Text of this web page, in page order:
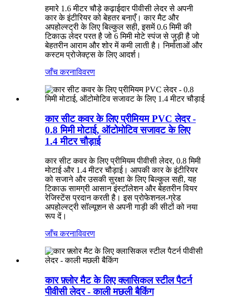
हमारे 1.6 मीटर चौड़े कढ़ाईदार पीवीसी लेदर से अपनी
कार के इंटीरियर को बेहतर बनाएँ। कार मैट और
अपहोल्स्ट्री के लिए बिल्कुल सही, इसमें 0.6 मिमी की
टिकाऊ लेदर परत है जो 6 मिमी मोटे स्पंज से जुड़ी है जो
बेहतरीन आराम और शोर में कमी लाती है। निर्माताओं और
कस्टम प्रोजेक्ट्स के लिए आदर्श।
जाँच करनाविवरण
कार सीट कवर के लिए प्रीमियम PVC लेदर -
0.8 मिमी मोटाई, ऑटोमोटिव सजावट के लिए
1.4 मीटर चौड़ाई
कार सीट कवर के लिए प्रीमियम पीवीसी लेदर, 0.8 मिमी
मोटाई और 1.4 मीटर चौड़ाई। आपकी कार के इंटीरियर
को सजाने और उसकी सुरक्षा के लिए बिल्कुल सही, यह
टिकाऊ सामग्री आसान इंस्टॉलेशन और बेहतरीन वियर
रेजिस्टेंस प्रदान करती है। इस प्रोफेशनल-ग्रेड
अपहोल्स्ट्री सॉल्यूशन से अपनी गाड़ी की सीटों को नया
रूप दें।
जाँच करनाविवरण
कार फ़्लोर मैट के लिए क्लासिकल स्टील पैटर्न
पीवीसी लेदर - काली मछली बैकिंग